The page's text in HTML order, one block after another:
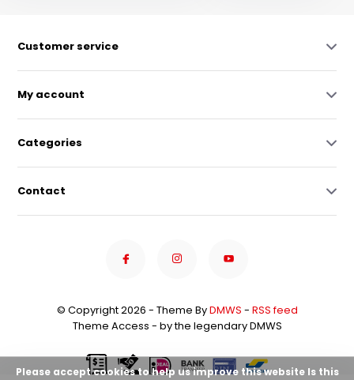
Customer service
My account
Categories
Contact
© Copyright 2026 - Theme ByDMWS - RSS feed
Theme Access - by the legendary DMWS
Please accept cookies to help us improve this website Is this